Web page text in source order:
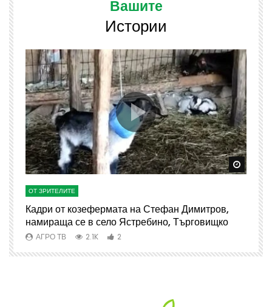
Вашите
Истории
Watch Later Watch
ОТ ЗРИТЕЛИТЕ
Кадри от козефермата на Стефан Димитров,
намираща се в село Ястребино, Търговищко
АГРО ТВ 2.1K 2